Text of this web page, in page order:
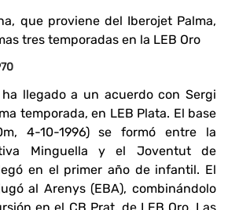
que proviene del Iberojet Palma,
tres temporadas en la LEB Oro
llegado a un acuerdo con Sergi
temporada, en LEB Plata. El base
4-10-1996) se formó entre la
Minguella y el Joventut de
en el primer año de infantil. El
al Arenys (EBA), combinándolo